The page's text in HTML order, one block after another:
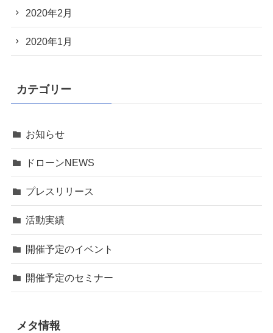
2020年2月
2020年1月
カテゴリー
お知らせ
ドローンNEWS
プレスリリース
活動実績
開催予定のイベント
開催予定のセミナー
メタ情報